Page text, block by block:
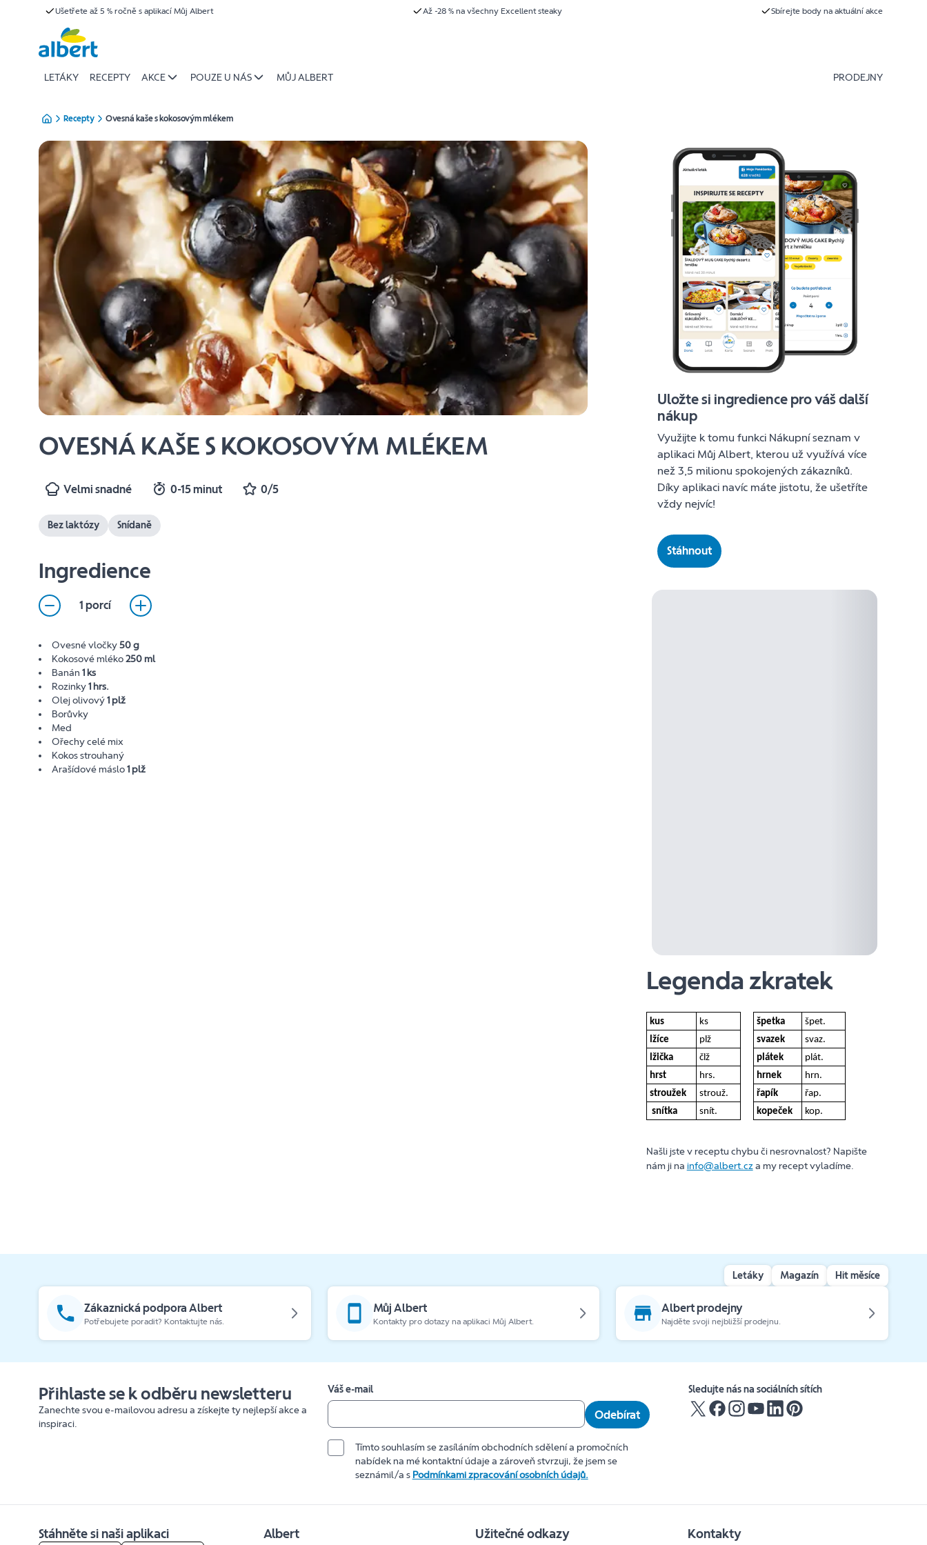
Ušetřete až 5 % ročně s aplikací Můj Albert Až -28 % na všechny Excellent steaky Sbírejte body na aktuální akce
LETÁKY RECEPTY AKCE POUZE U NÁS MŮJ ALBERT PRODEJNY
Recepty Ovesná kaše s kokosovým mlékem
OVESNÁ KAŠE S KOKOSOVÝM MLÉKEM
Velmi snadné 0-15 minut 0/5
Bez laktózy Snídaně
Ingredience
1 porcí
Ovesné vločky50 g
Kokosové mléko250 ml
Banán1 ks
Rozinky1 hrs.
Olej olivový1 plž
Borůvky
Med
Ořechy celé mix
Kokos strouhaný
Arašídové máslo1 plž
Uložte si ingredience pro váš další
nákup
Využijte k tomu funkci Nákupní seznam v
aplikaci Můj Albert, kterou už využívá více
než 3,5 milionu spokojených zákazníků.
Díky aplikaci navíc máte jistotu, že ušetříte
vždy nejvíc!
Stáhnout
Legenda zkratek
kus ks špetka
špet.
lžíce
plž svazek
svaz.
lžička
člž plátek
plát.
hrst
hrs. hrnek
hrn.
stroužek
strouž. řapík
řap.
snítka
snít. kopeček kop.
Našli jste v receptu chybu či nesrovnalost? Napište
nám ji na info@albert.cza my recept vyladíme.
Letáky Magazín Hit měsíce
Zákaznická podpora Albert
Potřebujete poradit? Kontaktujte nás.
Můj Albert
Kontakty pro dotazy na aplikaci Můj Albert.
Albert prodejny
Najděte svoji nejbližší prodejnu.
Přihlaste se k odběru newsletteru
Zanechte svou e-mailovou adresu a získejte ty nejlepší akce a
inspiraci.
Váš e-mail
Odebírat
Tímto souhlasím se zasíláním obchodních sdělení a promočních
nabídek na mé kontaktní údaje a zároveň stvrzuji, že jsem se
seznámil/a s Podmínkami zpracování osobních údajů.
Sledujte nás na sociálních sítích
Stáhněte si naši aplikaci Albert Užitečné odkazy Kontakty